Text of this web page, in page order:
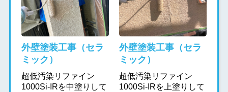
外壁塗装工事（セラ
ミック）
超低汚染リファイン
1000Si-IRを中塗りして
外壁塗装工事（セラ
ミック）
超低汚染リファイン
1000Si-IRを上塗りして